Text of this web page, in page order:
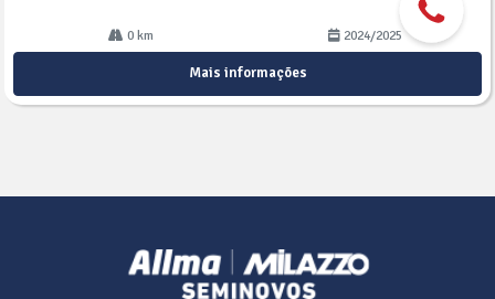
0 km 2024/2025
Mais informações